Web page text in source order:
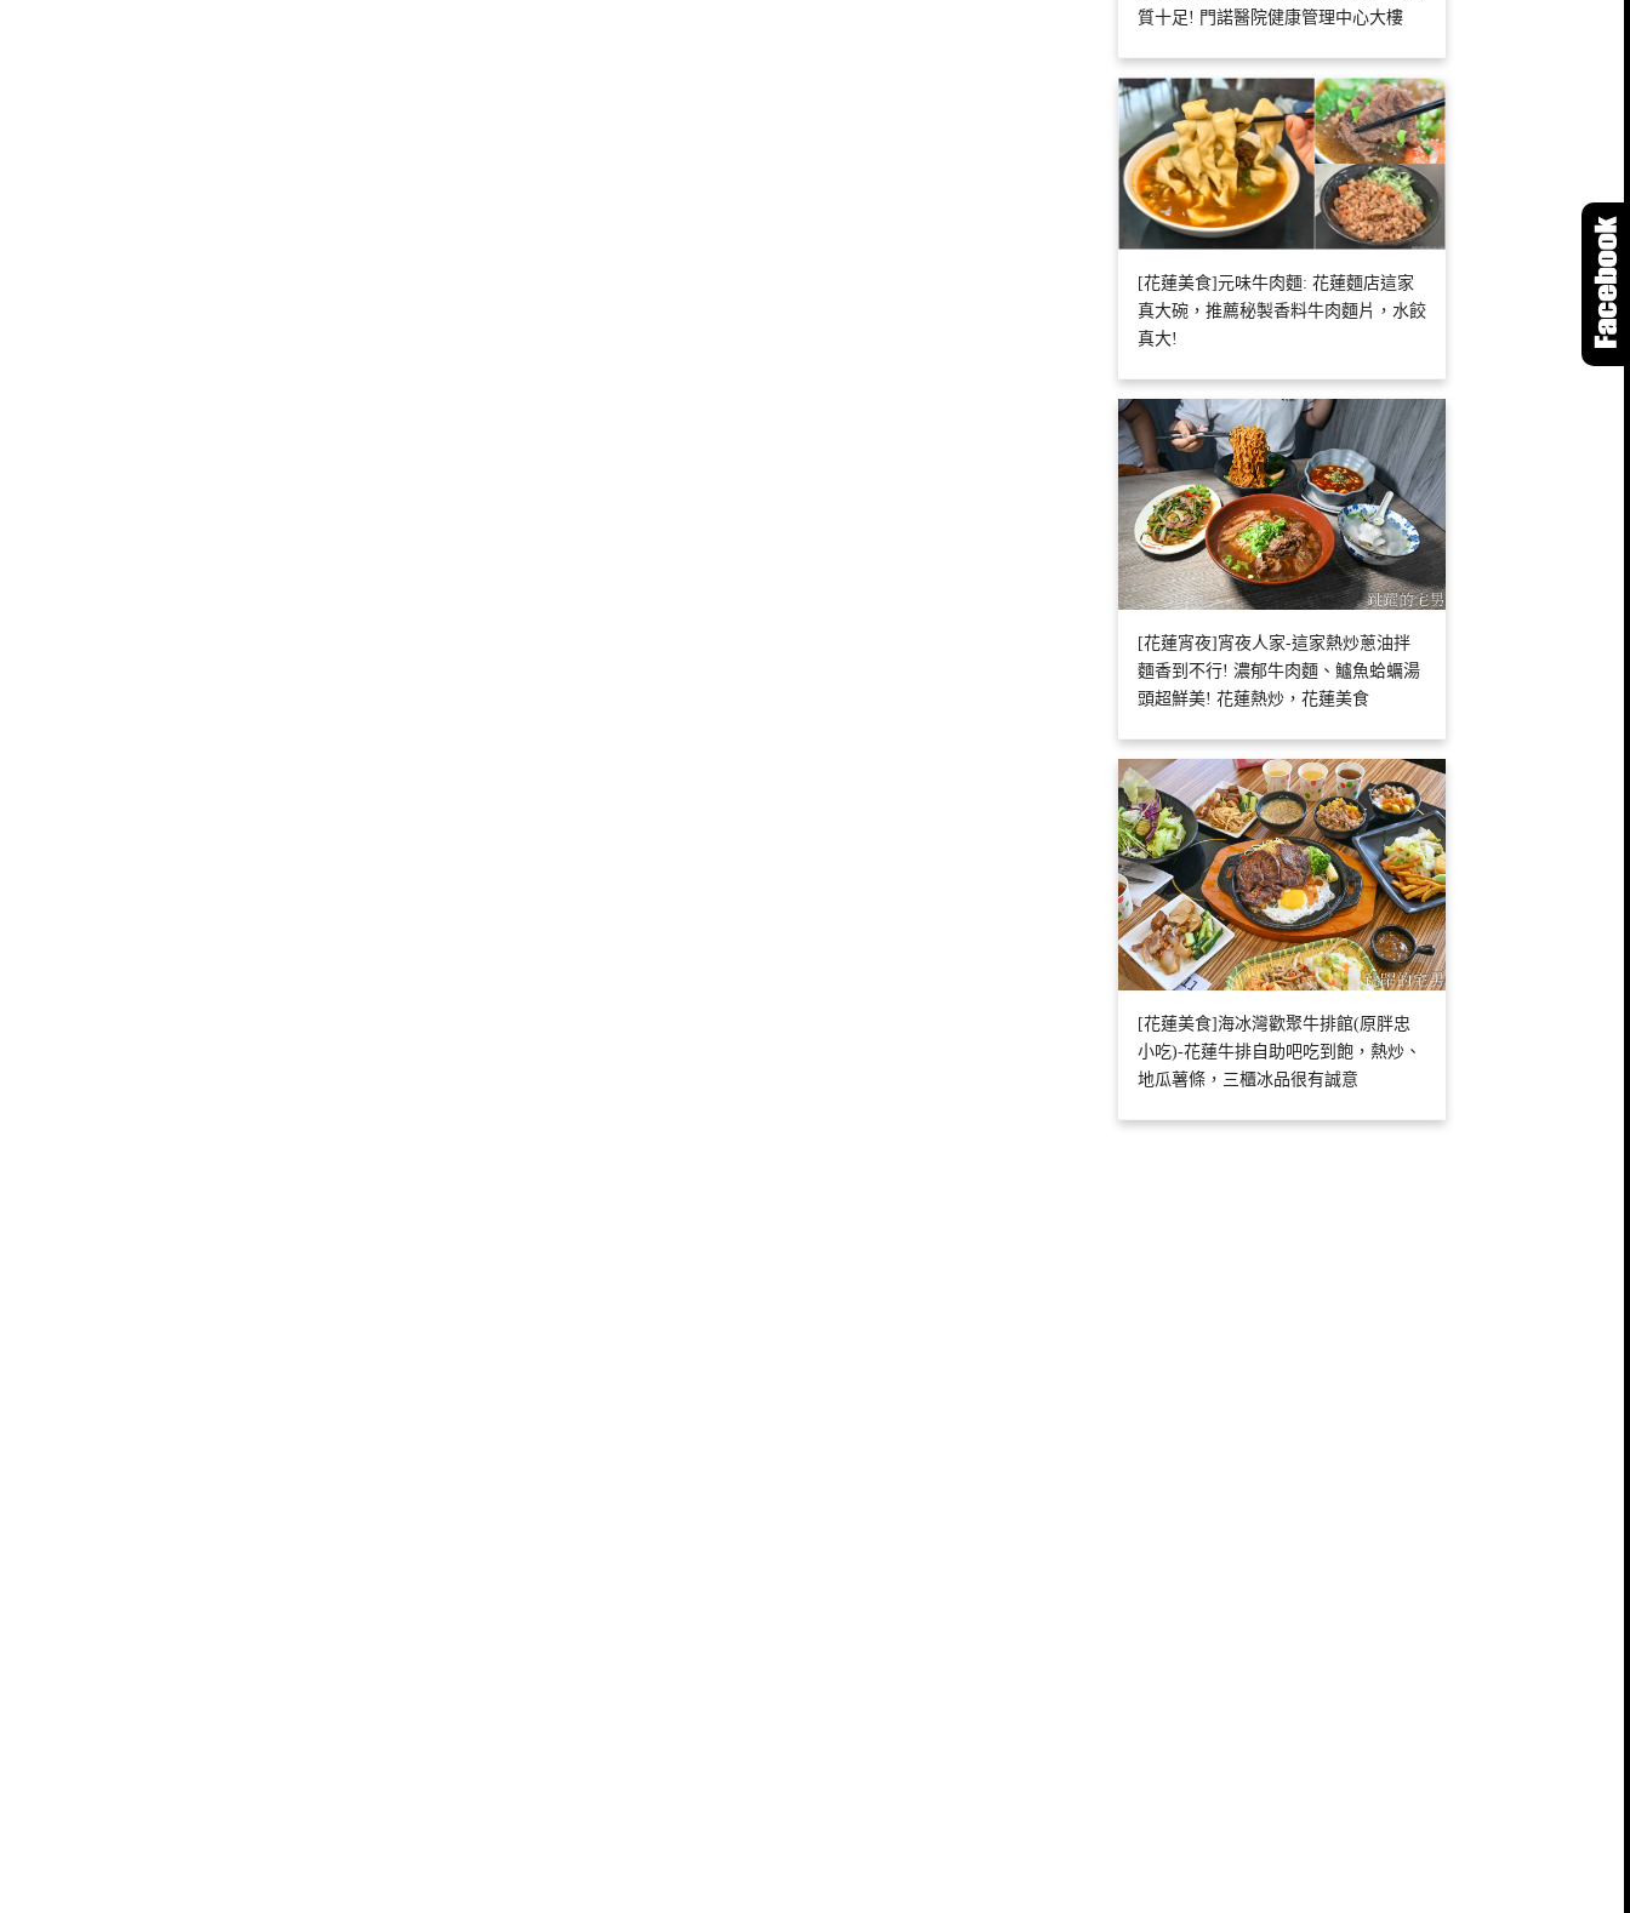
質十足! 門諾醫院健康管理中心大樓
[花蓮美食]元味牛肉麵: 花蓮麵店這家
真大碗，推薦秘製香料牛肉麵片，水餃
真大!
[花蓮宵夜]宵夜人家-這家熱炒蔥油拌
麵香到不行! 濃郁牛肉麵、鱸魚蛤蠣湯
頭超鮮美! 花蓮熱炒，花蓮美食
[花蓮美食]海冰灣歡聚牛排館(原胖忠
小吃)-花蓮牛排自助吧吃到飽，熱炒、
地瓜薯條，三櫃冰品很有誠意